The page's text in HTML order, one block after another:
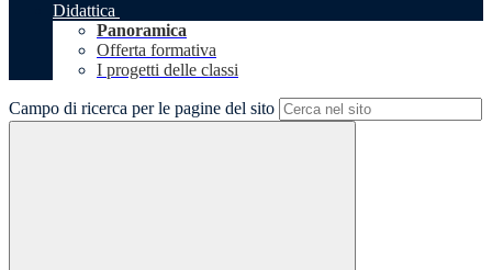
Didattica
Panoramica
Offerta formativa
I progetti delle classi
Campo di ricerca per le pagine del sito